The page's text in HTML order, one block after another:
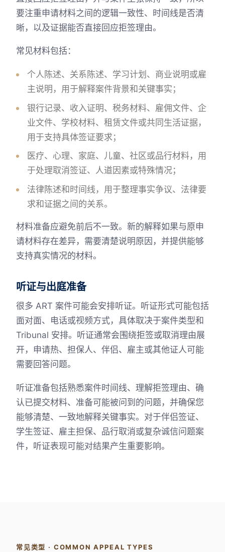
要注重申请材料之间的逻辑一致性、时间线是否清
晰，以及证据能否直接回应拒签理由。
常见材料包括：
个人陈述、关系陈述、学习计划、商业说明或雇
主说明，用于解释案件背景和关键事实；
银行记录、收入证明、税务材料、雇佣文件、企
业文件、学校材料、租赁文件或共同生活证据，
用于支持具体签证要求；
医疗、心理、家庭、儿童、社区或品行材料，用
于处理取消签证、人道因素或特殊情况；
法律陈述和时间线，用于整理事实争议、法律要
求和证据之间的关系。
材料准备应避免前后不一致。新的解释如果与原申
请材料存在差异，需要清楚说明原因，并提供能够
支持真实情况的材料。
听证与出庭准备
很多 ART 案件可能会安排听证。听证形式可能包括
面对面、电话或视频方式，具体取决于案件类型和
Tribunal 安排。听证通常会围绕拒签或取消理由展
开，申请热、担保人、伴侣、雇主或其他证人可能
需要回答问题。
听证准备包括熟悉案件时间线、理解拒签理由、确
认已提交材料、准备可能被问到的问题，并确保您
能够清楚、一致地解释关键事实。对于伴侣签证、
学生签证、雇主担保、品行取消或复杂诚信问题案
件，听证表现可能对结果产生重要影响。
常见类型 · COMMON APPEAL TYPES